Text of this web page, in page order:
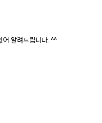
알려드립니다. ^^